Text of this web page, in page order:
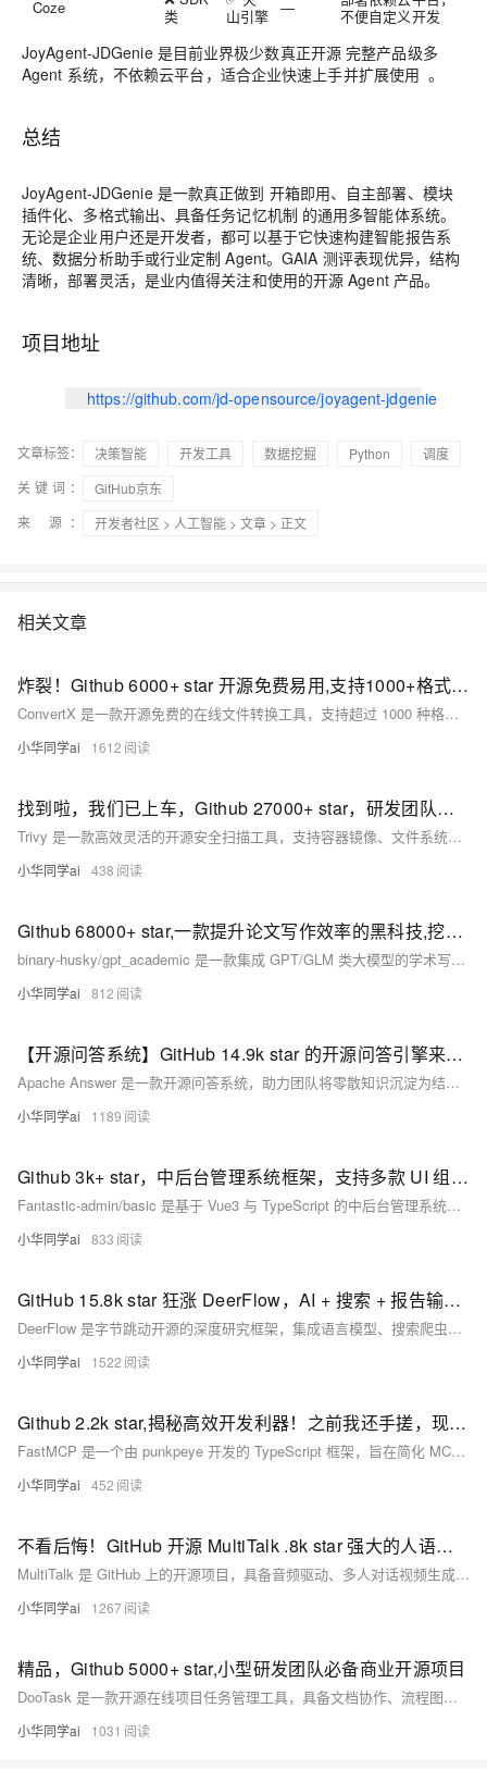
Coze
类
山引擎 —
不便自定义开发
JoyAgent‑JDGenie 是目前业界极少数真正开源完整产品级多
Agent 系统，不依赖云平台，适合企业快速上手并扩展使用 。
总结
JoyAgent‑JDGenie 是一款真正做到 开箱即用、自主部署、模块
插件化、多格式输出、具备任务记忆机制 的通用多智能体系统。
无论是企业用户还是开发者，都可以基于它快速构建智能报告系
统、数据分析助手或行业定制 Agent。GAIA 测评表现优异，结构
清晰，部署灵活，是业内值得关注和使用的开源 Agent 产品。
项目地址
https://github.com/jd‑opensource/joyagent‑jdgenie
文章标签： 决策智能 开发工具 数据挖掘 Python
调度
关键词：
GitHub京东
来 源：
开发者社区 > 人工智能 > 文章 > 正文
相关文章
炸裂！Github 6000+ star 开源免费易用,支持1000+格式转换,值得收藏！
ConvertX 是一款开源免费的在线文件转换工具，支持超过 1000 种格式转换，涵盖视频、文档、图像、3D 模型等。基于 FFmpeg、Pandoc 等强大组件，提供高效、私密的转换服务。支持 Docker、NAS 自托管部署，界面简洁，操作便捷，适合多场景使用，已在 GitHub 收获 6000+ Star，值得收藏和使用。
小华同学ai 1612
找到啦，我们已上车，Github 27000+ star，研发团队必备开源工具项目，真丝滑！！！
Trivy 是一款高效灵活的开源安全扫描工具，支持容器镜像、文件系统、Kubernetes 等多目标扫描，具备快速、易用、集成性强等特点，适用于 DevSecOps 全流程安全检测。
小华同学ai 438
Github 68000+ star,一款提升论文写作效率的黑科技,挖掘大语言模型的学术潜能,为什么gpt_academic能成为你论文写作的秘密武器？
binary-husky/gpt_academic 是一款集成 GPT/GLM 类大模型的学术写作优化神器，学术界和科研领域都在快速拥抱大语言模型 (LLM)，但真正能助力论文阅读、润色、写作的工具却少之又少。gpt_academic（GPT 学术优化）正是为此诞生：聚焦论文生产全流程，从阅读理解、翻译润色、结构优化，到理工项目剖析，提供一站式解决方案。
小华同学ai 812
【开源问答系统】GitHub 14.9k star 的开源问答引擎来了，三分钟搭建完成～～～
Apache Answer 是一款开源问答系统，助力团队将零散知识沉淀为结构化资产。支持 Docker 快速部署、插件扩展、权限控制与多语言，兼具高效搜索、投票排序与私有化部署能力，适用于技术社区、企业知识库与用户支持场景。
小华同学ai 1189
Github 3k+ star，中后台管理系统框架，支持多款 UI 组件库，兼容PC、移动端！比商业系统还专业！！
Fantastic-admin/basic 是基于 Vue3 与 TypeScript 的中后台管理系统框架，支持多款 UI 组件库，如 Element Plus、Arco Design、Naive-UI 等。它提供完整的项目结构、权限控制、国际化、多级缓存标签页等功能，兼容 PC、平板及移动端，适合快速搭建企业级后台应用。框架具备高度可定制性，拥有 3k+ GitHub Star，生态完善，适合中小团队和个人开发者提升效率。
小华同学ai 833
GitHub 15.8k star 狂涨 DeerFlow，AI + 搜索 + 报告输出一次搞定！
DeerFlow 是字节跳动开源的深度研究框架，集成语言模型、搜索爬虫与代码执行工具，支持自动化完成复杂研究任务并生成多模态报告。具备多智能体协作、强搜索能力、Python 数据分析及可视化、报告自动生成等功能，适用于学术研究、内容创作与企业分析，部署灵活，社区活跃。
小华同学ai 1522
Github 2.2k star,揭秘高效开发利器！之前我还手搓，现在有它，直接起飞
FastMCP 是一个由 punkpeye 开发的 TypeScript 框架，旨在简化 MCP 服务器构建流程，助力 LLM 无缝连接工具与数据资源。它提供工具（Tool）、资源（Resource）、Prompt、传输方式等模块，支持 Schema 校验、CLI 调试、HTTP Streaming/SSE 等特性，解决开发者在 MCP 协议实现中的复杂性问题。具备轻量高效、部署灵活、生态兼容等优势，适合桌面客户端与 Web 服务集成，助力开发者快速实现业务逻辑。项目持续活跃维护，GitHub 已获 2.2k star。
小华同学ai 452
不看后悔！GitHub 开源 MultiTalk .8k star 强大的人语音＋图像绑定项目
MultiTalk 是 GitHub 上的开源项目，具备音频驱动、多人对话视频生成功能。支持多路音频与图像绑定，实现高同步唇动与角色互动，适用于教学、虚拟人及短视频创作，已获 8k 星标。
小华同学ai 1267
精品，Github 5000+ star,小型研发团队必备商业开源项目
DooTask 是一款开源在线项目任务管理工具，具备文档协作、流程图、任务分发、IM沟通等功能，支持私有部署与数据加密，已在 GitHub 获得 5000+ 星标，适合中小团队提升协作效率。
小华同学ai 1031